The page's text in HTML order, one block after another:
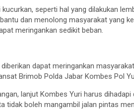
seperti hal yang dilakukan
dan menolong masyarakat yang
meringankan sedikit beban.
dapat meringankan
Brimob Polda Jabar Kombes Pol
lanjut Kombes Yuri harus
tidak boleh mangambil jalan pintas